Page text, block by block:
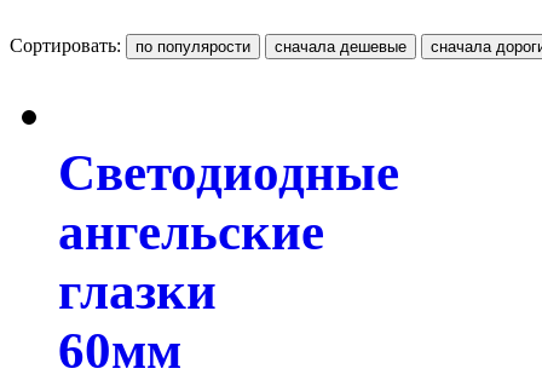
Сортировать:
Светодиодные
ангельские
глазки
60мм